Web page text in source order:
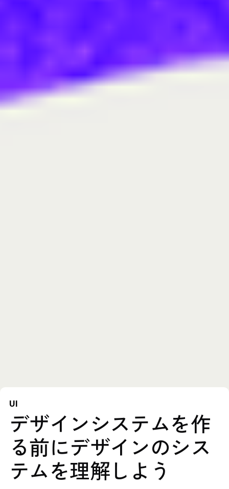
UI
デザインシステムを作
る前にデザインのシス
テムを理解しよう